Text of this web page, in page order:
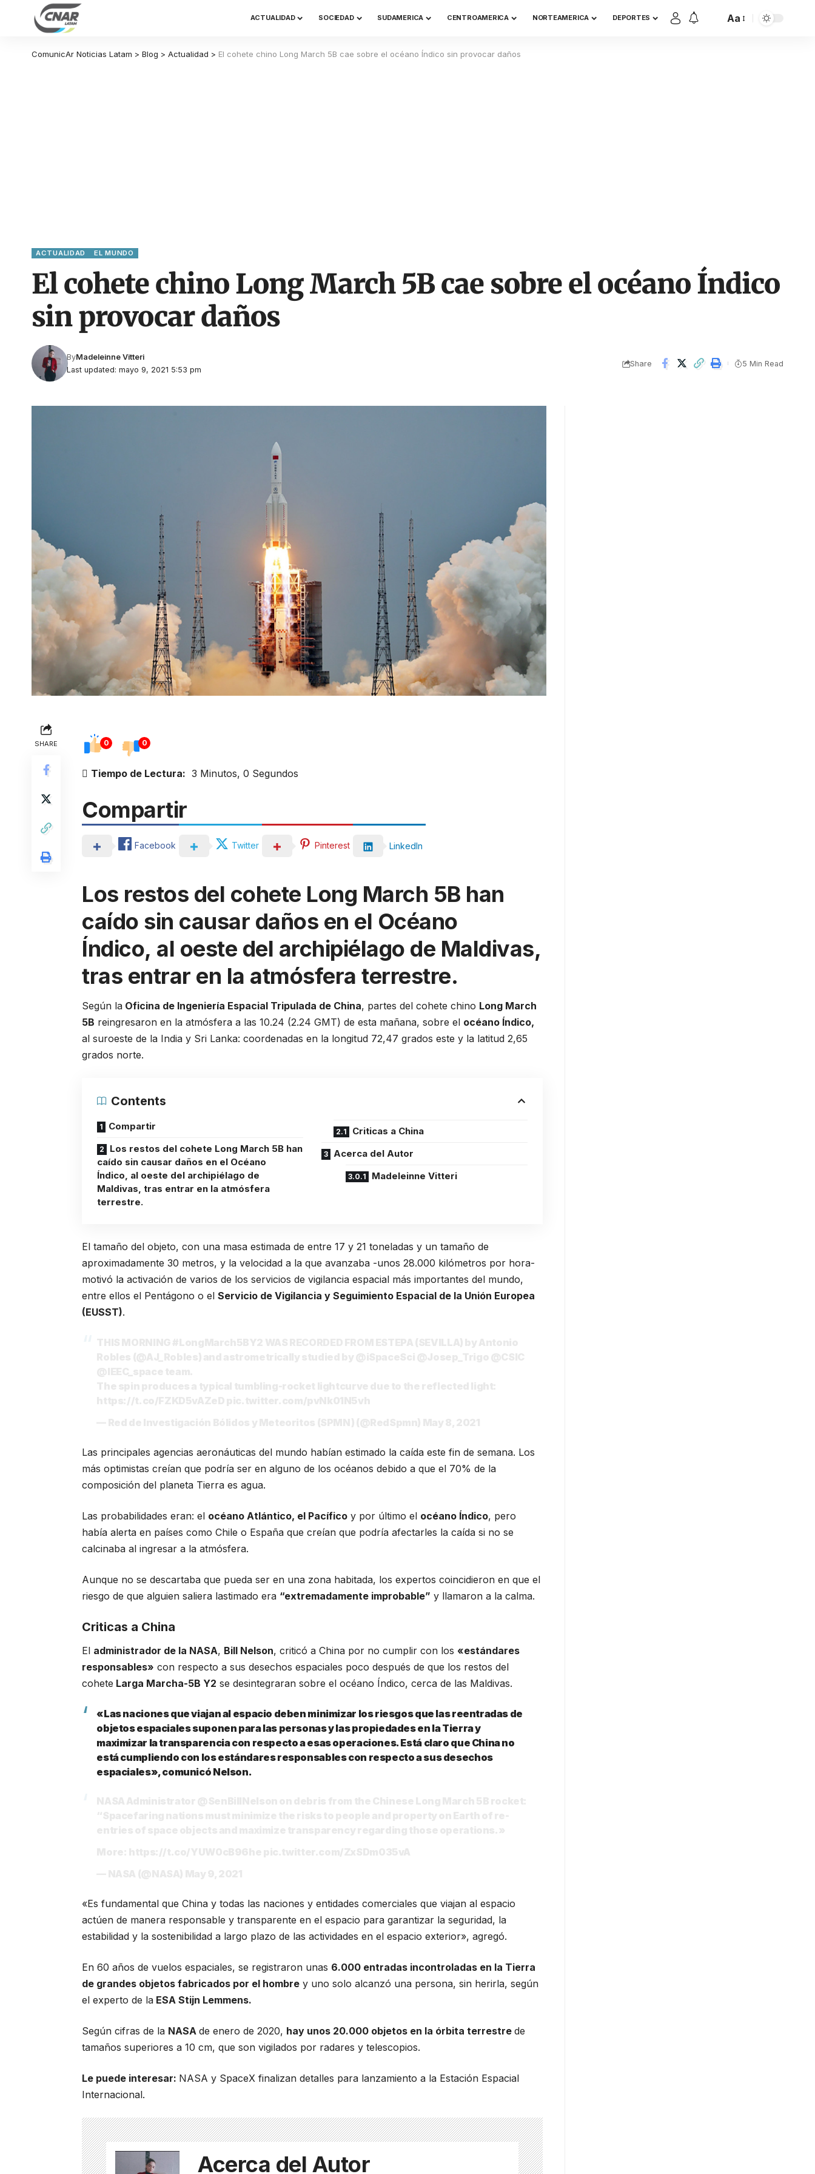
ACTUALIDAD SOCIEDAD SUDAMERICA CENTROAMERICA NORTEAMERICA DEPORTES Aa
ComunicAr Noticias Latam > Blog > Actualidad > El cohete chino Long March 5B cae sobre el océano Índico sin provocar daños
ACTUALIDAD EL MUNDO
El cohete chino Long March 5B cae sobre el océano Índico
sin provocar daños
Last updated: mayo 9, 2021 5:53 pm
ByMadeleinne Vitteri
Share 5 Min Read
SHARE 0 0
Tiempo de Lectura: 3 Minutos, 0 Segundos
Compartir
Facebook Twitter Pinterest LinkedIn
Los restos del cohete Long March 5B han
caído sin causar daños en el Océano
Índico, al oeste del archipiélago de Maldivas,
tras entrar en la atmósfera terrestre.
Según la Oficina de Ingeniería Espacial Tripulada de China, partes del cohete chino Long March
5B reingresaron en la atmósfera a las 10.24 (2.24 GMT) de esta mañana, sobre el océano Índico,
al suroeste de la India y Sri Lanka: coordenadas en la longitud 72,47 grados este y la latitud 2,65
grados norte.
Contents
Compartir
Los restos del cohete Long March 5B han
caído sin causar daños en el Océano
Índico, al oeste del archipiélago de
Maldivas, tras entrar en la atmósfera
terrestre.
Criticas a China
Acerca del Autor
Madeleinne Vitteri
El tamaño del objeto, con una masa estimada de entre 17 y 21 toneladas y un tamaño de
aproximadamente 30 metros, y la velocidad a la que avanzaba -unos 28.000 kilómetros por hora-
motivó la activación de varios de los servicios de vigilancia espacial más importantes del mundo,
entre ellos el Pentágono o elServicio de Vigilancia y Seguimiento Espacial de la Unión Europea
(EUSST).
Las principales agencias aeronáuticas del mundo habían estimado la caída este fin de semana. Los
más optimistas creían que podría ser en alguno de los océanos debido a que el 70% de la
composición del planeta Tierra es agua.
Las probabilidades eran: el océano Atlántico, el Pacífico y por último el océano Índico, pero
había alerta en países como Chile o España que creían que podría afectarles la caída si no se
calcinaba al ingresar a la atmósfera.
Aunque no se descartaba que pueda ser en una zona habitada, los expertos coincidieron en que el
riesgo de que alguien saliera lastimado era “extremadamente improbable” y llamaron a la calma.
Criticas a China
El administrador de la NASA, Bill Nelson, criticó a China por no cumplir con los «estándares
responsables» con respecto a sus desechos espaciales poco después de que los restos del
cohete Larga Marcha-5B Y2 se desintegraran sobre el océano Índico, cerca de las Maldivas.
«Las naciones que viajan al espacio deben minimizar los riesgos que las reentradas de
objetos espaciales suponen para las personas y las propiedades en la Tierra y
maximizar la transparencia con respecto a esas operaciones. Está claro que China no
está cumpliendo con los estándares responsables con respecto a sus desechos
espaciales», comunicó Nelson.
«Es fundamental que China y todas las naciones y entidades comerciales que viajan al espacio
actúen de manera responsable y transparente en el espacio para garantizar la seguridad, la
estabilidad y la sostenibilidad a largo plazo de las actividades en el espacio exterior», agregó.
En 60 años de vuelos espaciales, se registraron unas 6.000 entradas incontroladas en la Tierra
de grandes objetos fabricados por el hombre y uno solo alcanzó una persona, sin herirla, según
el experto de la ESA Stijn Lemmens.
Según cifras de la NASAde enero de 2020, hay unos 20.000 objetos en la órbita terrestrede
tamaños superiores a 10 cm, que son vigilados por radares y telescopios.
Le puede interesar: NASA y SpaceX finalizan detalles para lanzamiento a la Estación Espacial
Internacional.
Acerca del Autor